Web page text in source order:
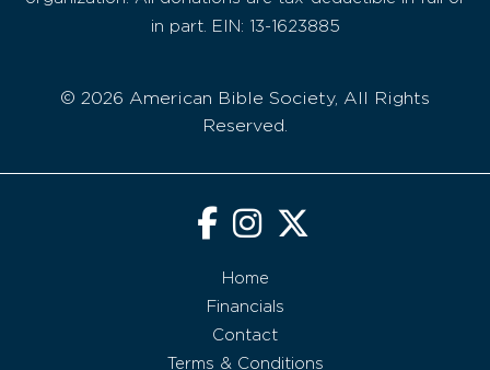
in part. EIN: 13-1623885
© 2026 American Bible Society, All Rights
Reserved.
Home
Financials
Contact
Terms & Conditions